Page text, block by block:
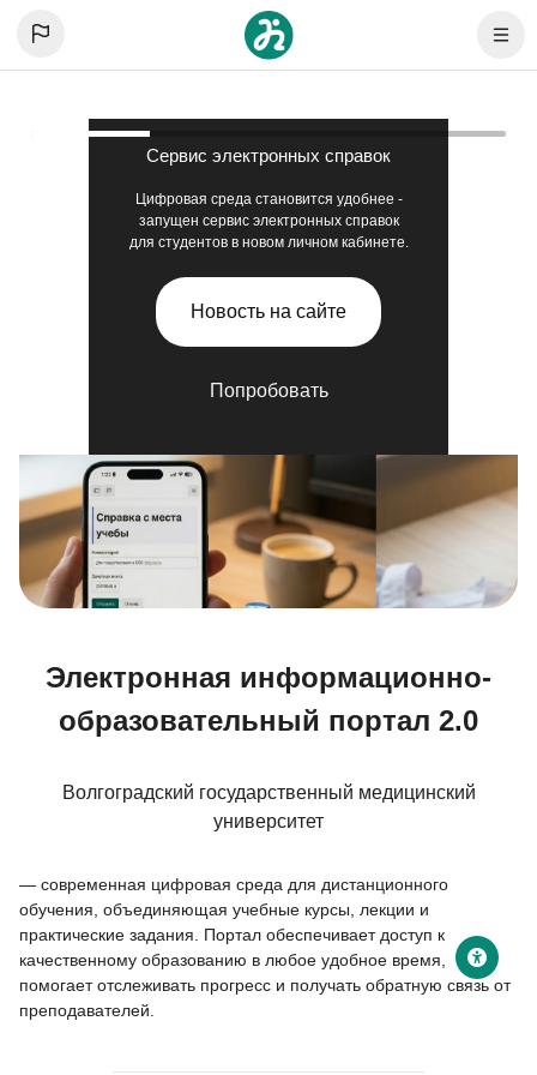
Сервис электронных справок
Цифровая среда становится удобнее -
запущен сервис электронных справок
для студентов в новом личном кабинете.
Новость на сайте
Попробовать
Blocks
Электронная информационно-
образовательный портал 2.0
Волгоградский государственный медицинский
университет
— современная цифровая среда для дистанционного
обучения, объединяющая учебные курсы, лекции и
практические задания. Портал обеспечивает доступ к
качественному образованию в любое удобное время,
помогает отслеживать прогресс и получать обратную связь от
преподавателей.